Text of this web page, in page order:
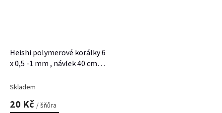
Heishi polymerové korálky 6
x 0,5 -1 mm , návlek 40 cm,
Skladem
20 Kč / šňůra